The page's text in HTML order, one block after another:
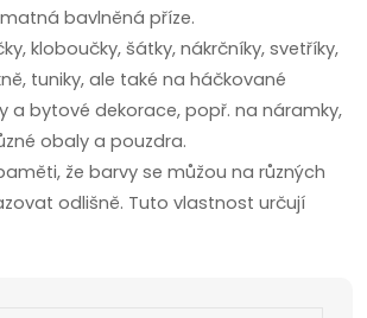
bavlněná příze.
kloboučky, šátky, nákrčníky, svetříky,
tuniky, ale také na háčkované
a bytové dekorace, popř. na náramky,
obaly a pouzdra.
že barvy se můžou na různých
odlišně. Tuto vlastnost určují